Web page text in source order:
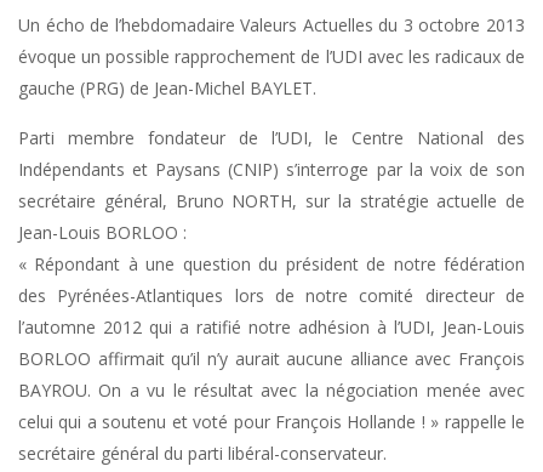
Un écho de l’hebdomadaire Valeurs Actuelles du 3 octobre 2013
évoque un possible rapprochement de l’UDI avec les radicaux de
gauche (PRG) de Jean-Michel BAYLET.
Parti membre fondateur de l’UDI, le Centre National des
Indépendants et Paysans (CNIP) s’interroge par la voix de son
secrétaire général, Bruno NORTH, sur la stratégie actuelle de
Jean-Louis BORLOO :
« Répondant à une question du président de notre fédération
des Pyrénées-Atlantiques lors de notre comité directeur de
l’automne 2012 qui a ratifié notre adhésion à l’UDI, Jean-Louis
BORLOO affirmait qu’il n’y aurait aucune alliance avec François
BAYROU. On a vu le résultat avec la négociation menée avec
celui qui a soutenu et voté pour François Hollande ! » rappelle le
secrétaire général du parti libéral-conservateur.